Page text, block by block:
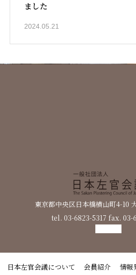
ました
2024.05.21
東京都中央区日本橋横山町4-10
tel. 03-6823-5317 fax. 03-
日本左官会議について 会員紹介 情報